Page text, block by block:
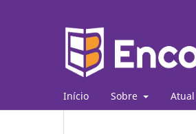
Início Sobre Atual